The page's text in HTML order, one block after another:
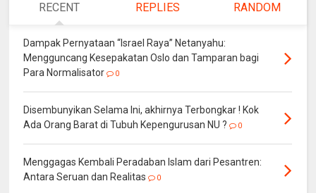
RECENT REPLIES RANDOM
Dampak Pernyataan “Israel Raya” Netanyahu:
Mengguncang Kesepakatan Oslo dan Tamparan bagi
Para Normalisator
0
Disembunyikan Selama Ini, akhirnya Terbongkar ! Kok
Ada Orang Barat di Tubuh Kepengurusan NU ?
0
Menggagas Kembali Peradaban Islam dari Pesantren:
Antara Seruan dan Realitas
0